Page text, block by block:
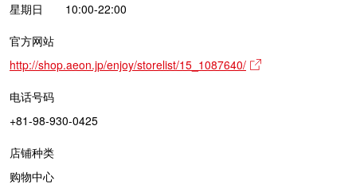
星期日 10:00-22:00
官方网站
http://shop.aeon.jp/enjoy/storelist/15_1087640/
电话号码
+81-98-930-0425
店铺种类
购物中心